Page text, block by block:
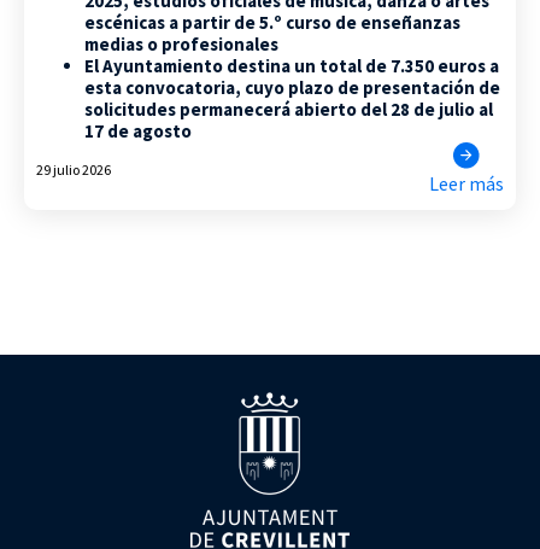
escénicas a partir de 5.º curso de enseñanzas
medias o profesionales
El Ayuntamiento destina un total de 7.350 euros a
esta convocatoria, cuyo plazo de presentación de
solicitudes permanecerá abierto del 28 de julio al
17 de agosto
29 julio 2026
Leer más